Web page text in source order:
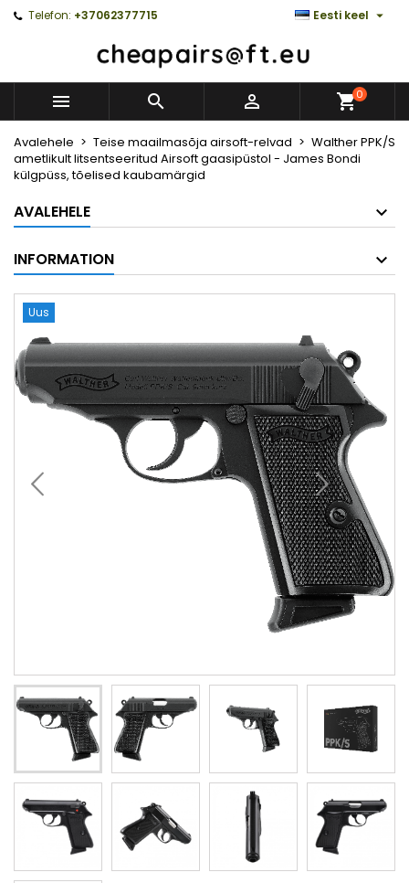
Telefon: +37062377715 Eesti keel 
   0
Avalehele Teise maailmasõja airsoft-relvad
Walther PPK/S
ametlikult litsentseeritud Airsoft gaasipüstol - James Bondi
külgpüss, tõelised kaubamärgid
AVALEHELE
INFORMATION
Uus